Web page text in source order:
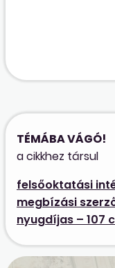
TÉMÁBA VÁGÓ!
a cikkhez társul
felsőoktatási
megbízási
nyugdíjas – 107